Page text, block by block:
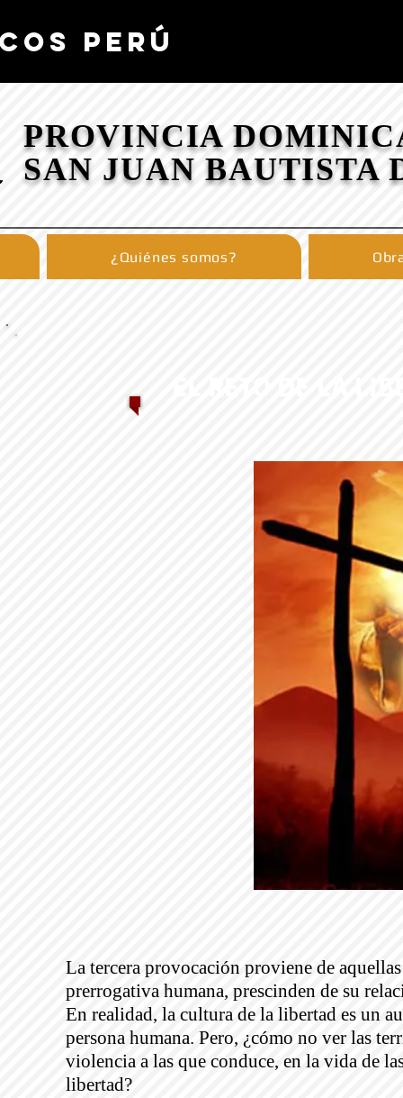
PERÚ
PROVINCIA
SAN JUAN BAUTISTA
¿Quiénes somos?
La tercera provocación proviene de
prerrogativa humana, prescinden de su
En realidad, la cultura de la libertad es un
persona humana. Pero, ¿cómo no ver las
violencia a las que conduce, en la vida de
libertad?